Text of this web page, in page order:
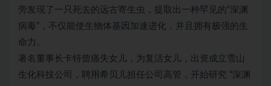
旁发现了一只死去的远古寄生虫，提取出一种罕见的“深渊
病毒”，不仅能使生物体基因加速进化，并且拥有极强的生
命力。
著名董事长卡特曾痛失女儿，为复活女儿，出资成立雪山
生化科技公司，聘用希贝儿担任公司高管，开始研究 “深渊